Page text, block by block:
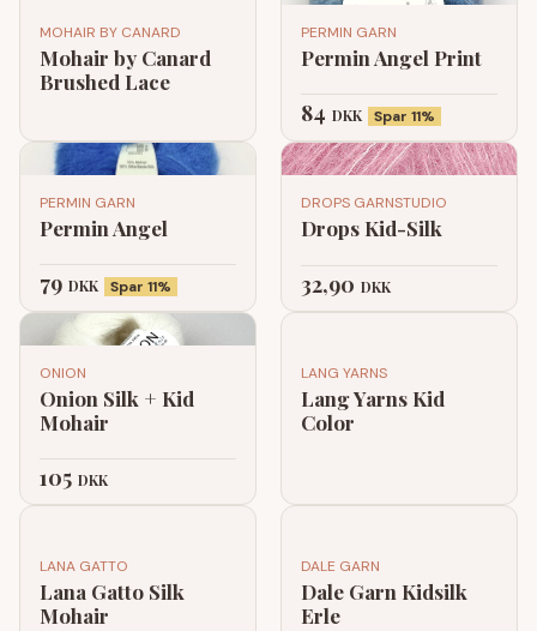
MOHAIR BY CANARD
Mohair by Canard
Brushed Lace
PERMIN GARN
Permin Angel Print
84 DKK Spar 11%
PERMIN GARN
Permin Angel
79 DKK Spar 11%
DROPS GARNSTUDIO
Drops Kid-Silk
32,90 DKK
ONION
Onion Silk + Kid
Mohair
105 DKK
LANG YARNS
Lang Yarns Kid
Color
LANA GATTO
Lana Gatto Silk
Mohair
DALE GARN
Dale Garn Kidsilk
Erle